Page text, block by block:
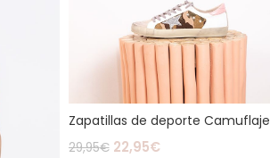
Zapatillas de deporte Camuflaje
29,95€ 22,95€